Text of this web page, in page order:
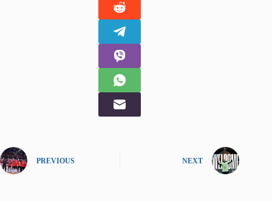
PREVIOUS NEXT